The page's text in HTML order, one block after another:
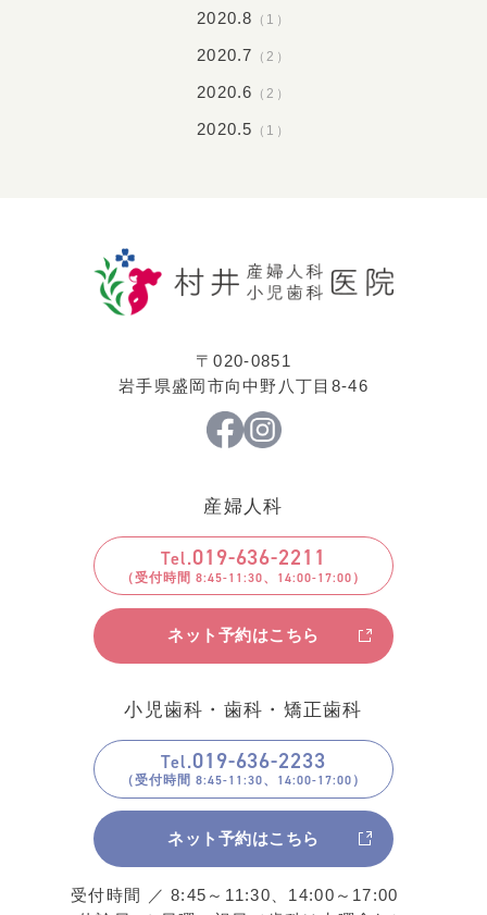
2020.8 （1）
2020.7 （2）
2020.6 （2）
2020.5 （1）
〒020-0851
岩手県盛岡市向中野八丁目8-46
産婦人科
Tel.019-636-2211
ネット予約はこちら
小児歯科・歯科・矯正歯科
Tel.019-636-2233
ネット予約はこちら
受付時間 ／ 8:45～11:30、14:00～17:00